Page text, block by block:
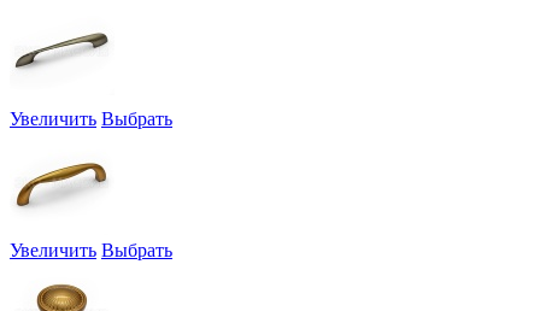
Увеличить Выбрать
Увеличить Выбрать